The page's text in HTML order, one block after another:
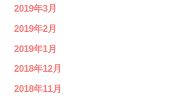
2019年3月
2019年2月
2019年1月
2018年12月
2018年11月